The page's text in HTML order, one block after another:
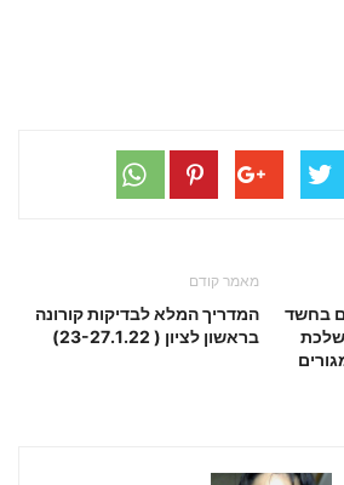
מאמר קודם
המדריך המלא לבדיקות קורונה
בראשון לציון ( 23-27.1.22)
3 חשודים בחשד